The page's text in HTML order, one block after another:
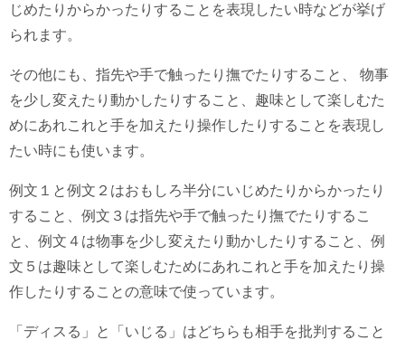
じめたりからかったりすることを表現したい時などが挙げ
られます。
その他にも、指先や手で触ったり撫でたりすること、 物事
を少し変えたり動かしたりすること、趣味として楽しむた
めにあれこれと手を加えたり操作したりすることを表現し
たい時にも使います。
例文１と例文２はおもしろ半分にいじめたりからかったり
すること、例文３は指先や手で触ったり撫でたりするこ
と、例文４は物事を少し変えたり動かしたりすること、例
文５は趣味として楽しむためにあれこれと手を加えたり操
作したりすることの意味で使っています。
「ディスる」と「いじる」はどちらも相手を批判すること